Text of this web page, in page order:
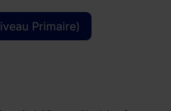
Primaire)